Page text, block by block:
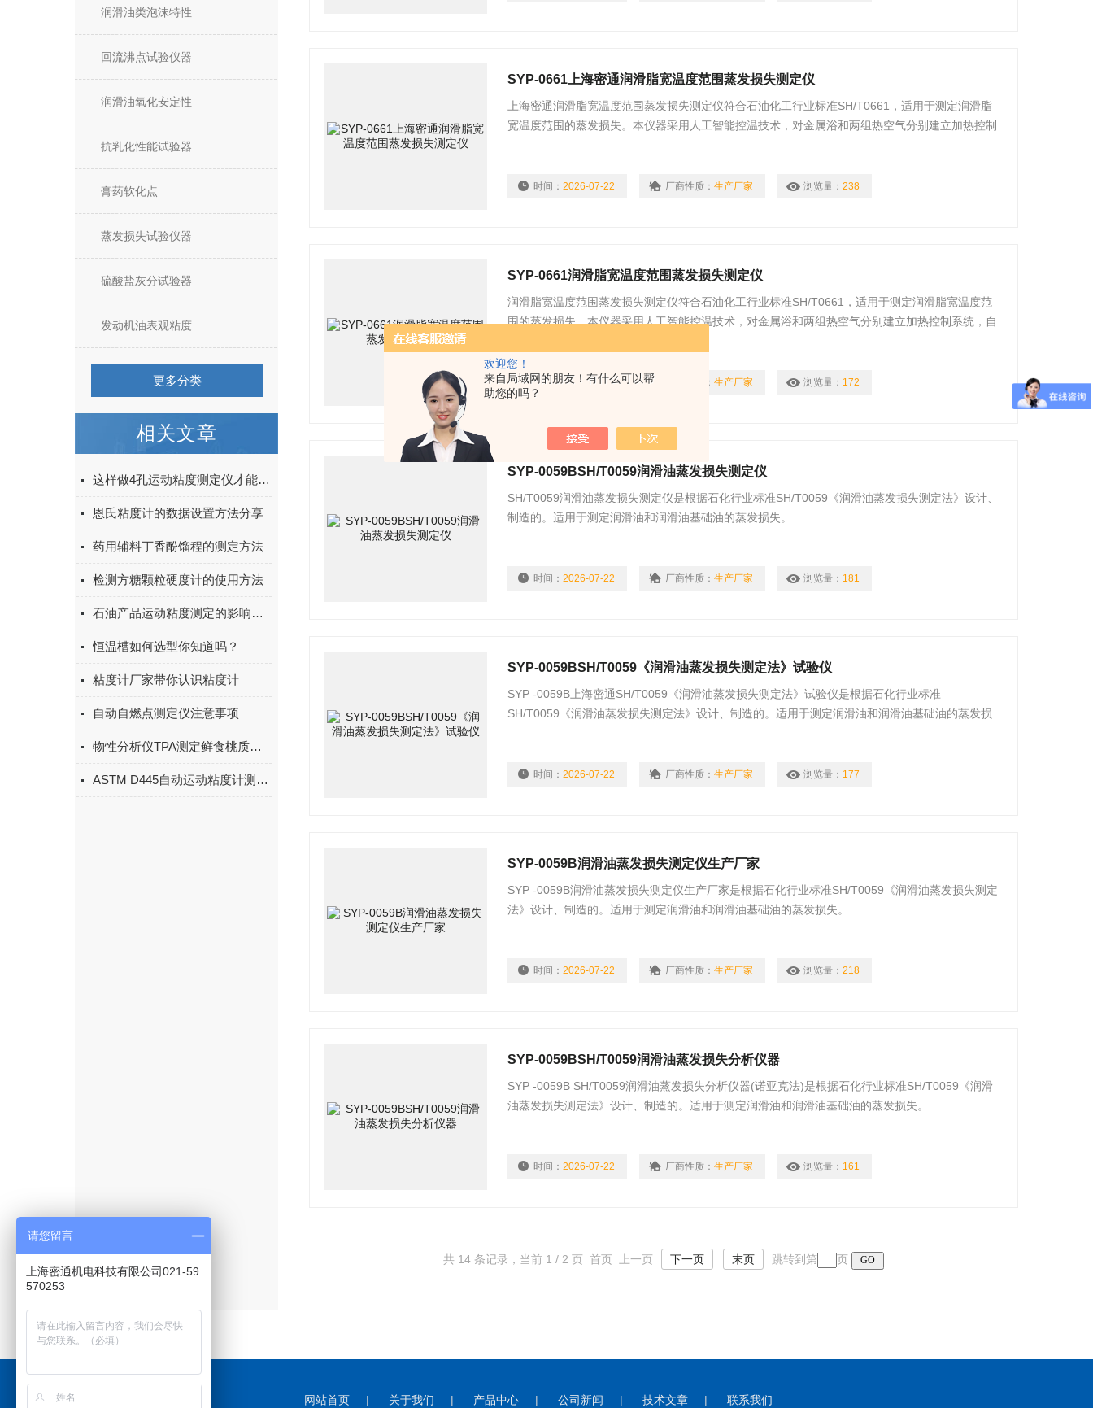
欢迎您！
来自局域网的朋友！有什么可以帮
助您的吗？
润滑油类泡沫特性
回流沸点试验仪器
润滑油氧化安定性
抗乳化性能试验器
膏药软化点
蒸发损失试验仪器
硫酸盐灰分试验器
发动机油表观粘度
更多分类
相关文章
这样做4孔运动粘度测定仪才能延长寿命
恩氏粘度计的数据设置方法分享
药用辅料丁香酚馏程的测定方法
检测方糖颗粒硬度计的使用方法
石油产品运动粘度测定的影响因素
恒温槽如何选型你知道吗？
粘度计厂家带你认识粘度计
自动自燃点测定仪注意事项
物性分析仪TPA测定鲜食桃质构条件的优化
ASTM D445自动运动粘度计测量方式
SYP-0661上海密通润滑脂宽温度范围蒸发损失测定仪
上海密通润滑脂宽温度范围蒸发损失测定仪符合石油化工行业标准SH/T0661，适用于测定润滑脂
宽温度范围的蒸发损失。本仪器采用人工智能控温技术，对金属浴和两组热空气分别建立加热控制
时间：2026-07-22 厂商性质：生产厂家 浏览量：238
SYP-0661润滑脂宽温度范围蒸发损失测定仪
润滑脂宽温度范围蒸发损失测定仪符合石油化工行业标准SH/T0661，适用于测定润滑脂宽温度范
围的蒸发损失。本仪器采用人工智能控温技术，对金属浴和两组热空气分别建立加热控制系统，自
时间：2026-07-22 厂商性质：生产厂家 浏览量： 172
SYP-0059BSH/T0059润滑油蒸发损失测定仪
SH/T0059润滑油蒸发损失测定仪是根据石化行业标准SH/T0059《润滑油蒸发损失测定法》设计、
制造的。适用于测定润滑油和润滑油基础油的蒸发损失。
时间：2026-07-22 厂商性质：生产厂家 浏览量： 181
SYP-0059BSH/T0059《润滑油蒸发损失测定法》试验仪
SYP -0059B上海密通SH/T0059《润滑油蒸发损失测定法》试验仪是根据石化行业标准
SH/T0059《润滑油蒸发损失测定法》设计、制造的。适用于测定润滑油和润滑油基础油的蒸发损
时间：2026-07-22 厂商性质：生产厂家 浏览量： 177
SYP-0059B润滑油蒸发损失测定仪生产厂家
SYP -0059B润滑油蒸发损失测定仪生产厂家是根据石化行业标准SH/T0059《润滑油蒸发损失测定
法》设计、制造的。适用于测定润滑油和润滑油基础油的蒸发损失。
时间：2026-07-22 厂商性质：生产厂家 浏览量：218
SYP-0059BSH/T0059润滑油蒸发损失分析仪器
SYP -0059B SH/T0059润滑油蒸发损失分析仪器(诺亚克法)是根据石化行业标准SH/T0059《润滑
油蒸发损失测定法》设计、制造的。适用于测定润滑油和润滑油基础油的蒸发损失。
时间：2026-07-22 厂商性质：生产厂家 浏览量： 161
共 14 条记录，当前 1 / 2 页 首页 上一页 下一页 末页 跳转到第 页
网站首页 | 关于我们 | 产品中心 | 公司新闻 | 技术文章 | 联系我们
请您留言
上海密通机电科技有限公司021-59
570253